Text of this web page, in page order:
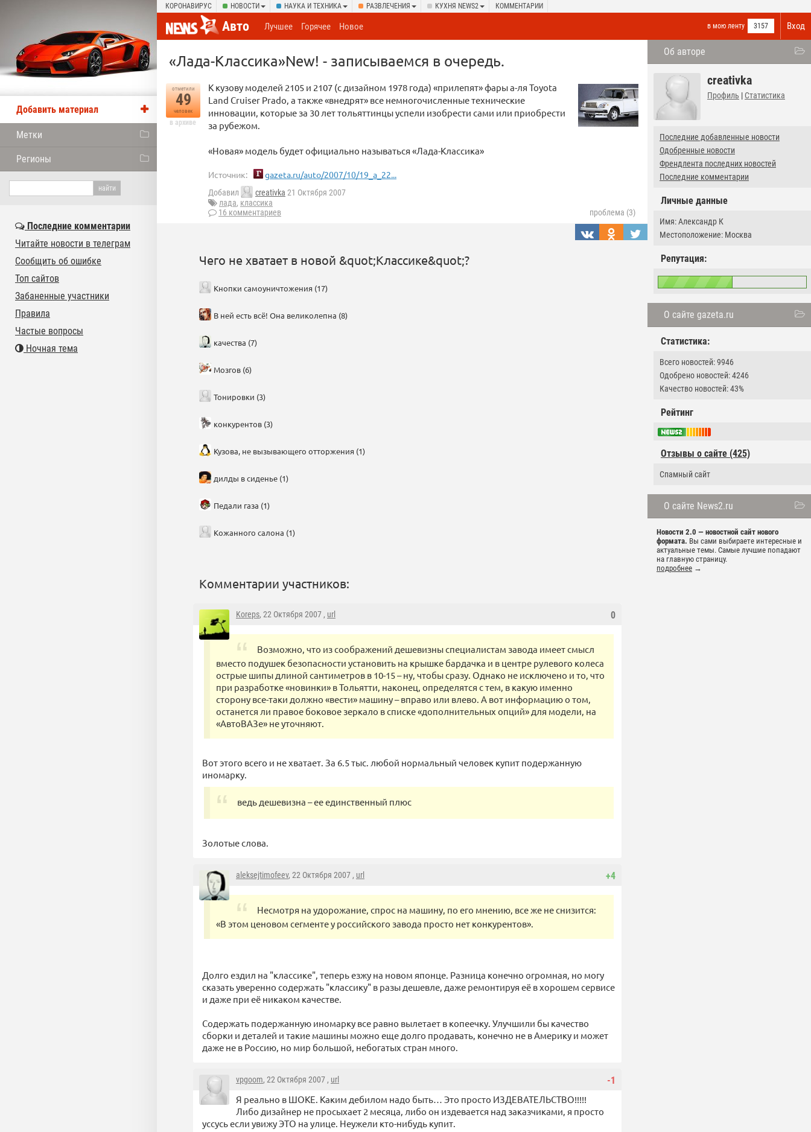
КОРОНАВИРУС НОВОСТИ НАУКА И ТЕХНИКА РАЗВЛЕЧЕНИЯ КУХНЯ NEWS2 КОММЕНТАРИИ
Вход
Авто в мою ленту 3157
Лучшее Горячее Новое
Об авторе
creativka
Профиль | Статистика
Последние добавленные новости
Одобренные новости
Френдлента последних новостей
Последние комментарии
Личные данные
Имя: Александр К
Местоположение: Москва
Репутация:
О сайте gazeta.ru
Статистика:
Всего новостей: 9946
Одобрено новостей: 4246
Качество новостей: 43%
Рейтинг
Отзывы о сайте (425)
Спамный сайт
О сайте News2.ru
Новости 2.0 — новостной сайт нового
формата. Вы сами выбираете интересные и
актуальные темы. Самые лучшие попадают
на главную страницу.
подробнее →
«Лада-Классика»New! - записываемся в очередь.
отметили
49
человек
в архиве
К кузову моделей 2105 и 2107 (с дизайном 1978 года) «прилепят» фары а-ля Toyota
Land Cruiser Prado, а также «внедрят» все немногочисленные технические
инновации, которые за 30 лет тольяттинцы успели изобрести сами или приобрести
за рубежом.
«Новая» модель будет официально называться «Лада-Классика»
Источник: gazeta.ru/auto/2007/10/19_a_22...
Добавил creativka 21 Октября 2007
лада, классика
16 комментариев
проблема (3)
Чего не хватает в новой &quot;Классике&quot;?
Кнопки самоуничтожения (17)
В ней есть всё! Она великолепна (8)
качества (7)
Мозгов (6)
Тонировки (3)
конкурентов (3)
Кузова, не вызывающего отторжения (1)
дилды в сиденье (1)
Педали газа (1)
Кожанного салона (1)
Комментарии участников:
0
Koreps, 22 Октября 2007 , url
Возможно, что из соображений дешевизны специалистам завода имеет смысл
вместо подушек безопасности установить на крышке бардачка и в центре рулевого колеса
острые шипы длиной сантиметров в 10-15 – ну, чтобы сразу. Однако не исключено и то, что
при разработке «новинки» в Тольятти, наконец, определятся с тем, в какую именно
сторону все-таки должно «вести» машину – вправо или влево. А вот информацию о том,
останется ли правое боковое зеркало в списке «дополнительных опций» для модели, на
«АвтоВАЗе» не уточняют.
Вот этого всего и не хватает. За 6.5 тыс. любой нормальный человек купит подержанную
иномарку.
ведь дешевизна – ее единственный плюс
Золотые слова.
+4
aleksejtimofeev, 22 Октября 2007 , url
Несмотря на удорожание, спрос на машину, по его мнению, все же не снизится:
«В этом ценовом сегменте у российского завода просто нет конкурентов».
Долго ездил на "классике", теперь езжу на новом японце. Разница конечно огромная, но могу
сказать уверенно содержать "классику" в разы дешевле, даже ремонтируя её в хорошем сервисе
и даже при её никаком качестве.
Содержать подержанную иномарку все равно вылетает в копеечку. Улучшили бы качество
сборки и деталей и такие машины можно еще долго продавать, конечно не в Америку и может
даже не в Россию, но мир большой, небогатых стран много.
-1
vpgoom, 22 Октября 2007 , url
Я реально в ШОКЕ. Каким дебилом надо быть… Это просто ИЗДЕВАТЕЛЬСТВО!!!!!
Либо дизайнер не просыхает 2 месяца, либо он издевается над заказчиками, я просто
уссусь если увижу ЭТО на улице. Неужели кто-нибудь купит.
Добавить материал
Метки
Регионы
Последние комментарии
Читайте новости в телеграм
Сообщить об ошибке
Топ сайтов
Забаненные участники
Правила
Частые вопросы
Ночная тема